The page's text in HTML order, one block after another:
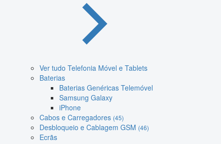
Ver tudo Telefonia Móvel e Tablets
Baterias
Baterias Genéricas Telemóvel
Samsung Galaxy
iPhone
Cabos e Carregadores (45)
Desbloqueio e Cablagem GSM (46)
Ecrãs